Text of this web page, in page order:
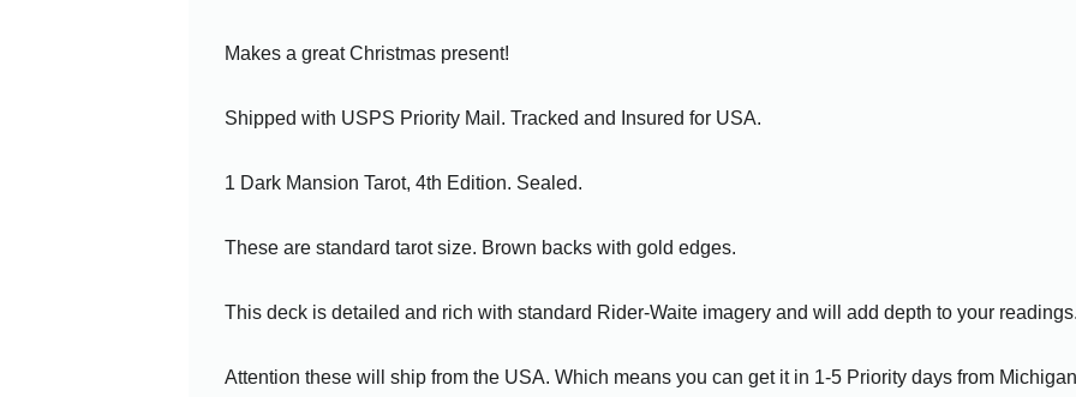
Makes a great Christmas present!
Shipped with USPS Priority Mail. Tracked and Insured for USA.
1 Dark Mansion Tarot, 4th Edition. Sealed.
These are standard tarot size. Brown backs with gold edges.
This deck is detailed and rich with standard Rider-Waite imagery and will add depth to your
Attention these will ship from the USA. Which means you can get it in 1-5 Priority days from